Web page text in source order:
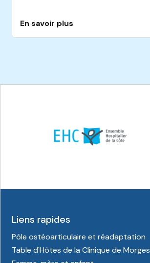
En savoir plus
Liens rapides
Pôle ostéoarticulaire et réadaptation
Table d'Hôtes de la Clinique de Morges